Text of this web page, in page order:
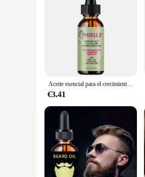
Aceite esencial para el crecimiento del cabello, aceite de menta de Romero para fortalecer el cabello, tratamiento nutritivo para puntas abiertas y cuidado del cabello orgánico seco
€3.41